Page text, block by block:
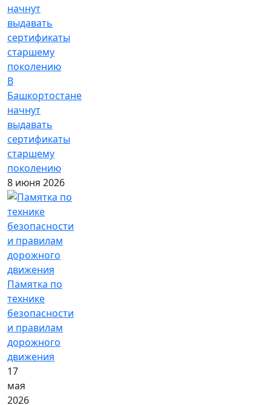
В
Башкортостане
начнут
выдавать
сертификаты
старшему
поколению
8 июня 2026
Памятка по
технике
безопасности
и правилам
дорожного
движения
17
мая
2026